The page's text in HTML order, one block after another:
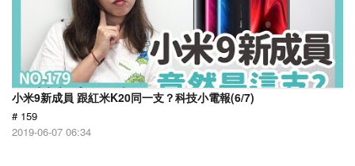
小米9新成員 跟紅米K20同一支？科技小電報(6/7)
# 159
2019-06-07 06:34